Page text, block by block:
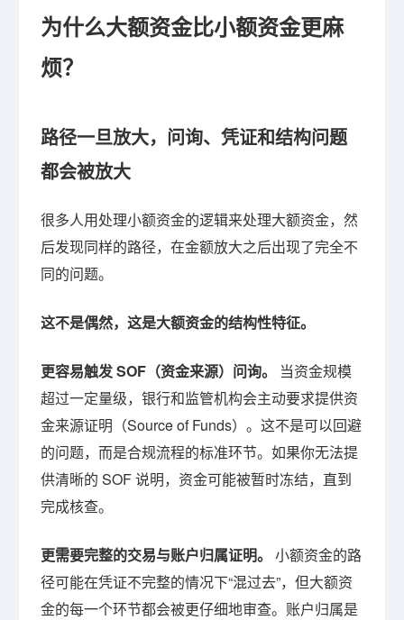
为什么大额资金比小额资金更麻
烦？
路径一旦放大，问询、凭证和结构问题
都会被放大
很多人用处理小额资金的逻辑来处理大额资金，然
后发现同样的路径，在金额放大之后出现了完全不
同的问题。
这不是偶然，这是大额资金的结构性特征。
更容易触发 SOF（资金来源）问询。
当资金规模
超过一定量级，银行和监管机构会主动要求提供资
金来源证明（Source of Funds）。这不是可以回避
的问题，而是合规流程的标准环节。如果你无法提
供清晰的 SOF 说明，资金可能被暂时冻结，直到
完成核查。
更需要完整的交易与账户归属证明。 小额资金的路
径可能在凭证不完整的情况下“混过去”，但大额资
金的每一个环节都会被更仔细地审查。账户归属是